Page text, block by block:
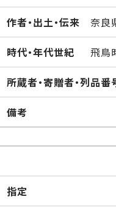
作者・出土・伝来 奈良
時代・年代世紀 飛鳥
所蔵者・寄贈者・列品番
備考
指定